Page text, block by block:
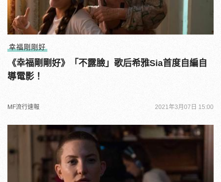
幸福剛剛好
《幸福剛剛好》「不露臉」歌后希雅Sia首度自編自
導電影！
MF流行速報 2021年3月07日 15:00